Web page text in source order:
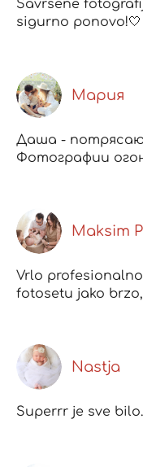
Savrsene
sigurno ponovo!🤍
Мария
Даша -
Фотографии
Maksim
Vrlo
fotosetu jako
Nastja
Superrr je sve